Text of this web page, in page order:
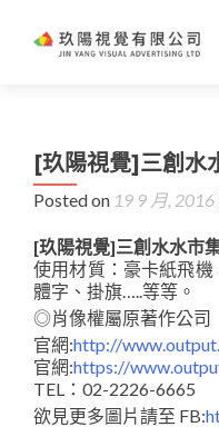
[玖陽視覺]三創水
Posted on 19 9 月, 2016
[玖陽視覺]三創水水市
使用材質：豪卡紙飛
體字、掛旗…..等等。
◎肖像權屬原著作公司
官網:http://
官網:https://
TEL：02-2226-6665
欲見更多圖片請至 FB: